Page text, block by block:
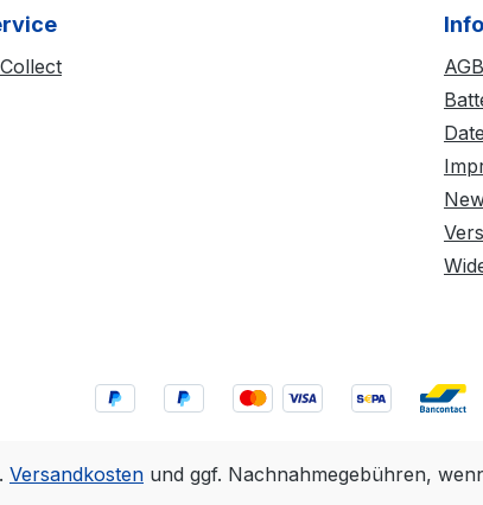
AGB
Versandkosten und ggf. Nachnahmegebühren,